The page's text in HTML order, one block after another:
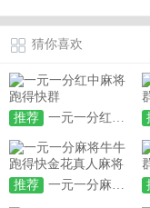
猜你喜欢
推荐 一元一分红中麻将跑得快群
推荐 一元一分麻将牛牛跑得快金花真人麻将